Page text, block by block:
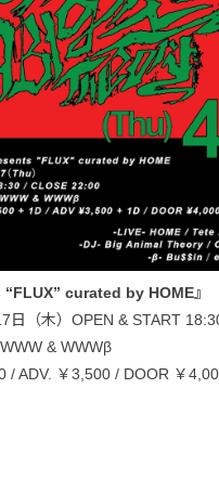
“FLUX” curated by HOME』
日（木）OPEN & START
& WWWβ
/ ADV. ￥3,500 / DOOR ￥